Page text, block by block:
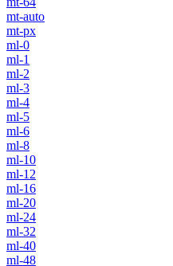
mt-auto
mt-px
ml-0
ml-1
ml-2
ml-3
ml-4
ml-5
ml-6
ml-8
ml-10
ml-12
ml-16
ml-20
ml-24
ml-32
ml-40
ml-48